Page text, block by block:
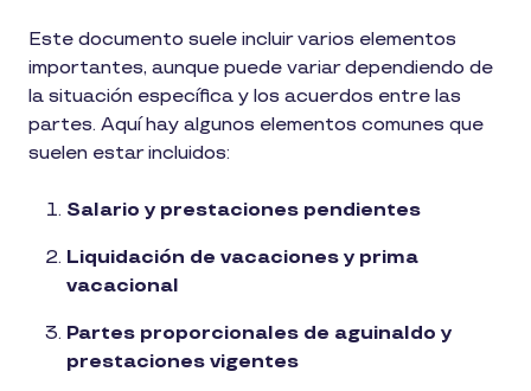
Este documento suele incluir varios elementos
importantes, aunque puede variar dependiendo de
la situación específica y los acuerdos entre las
partes. Aquí hay algunos elementos comunes que
suelen estar incluidos:
Salario y prestaciones pendientes
Liquidación de vacaciones y prima
vacacional
Partes proporcionales de aguinaldo y
prestaciones vigentes